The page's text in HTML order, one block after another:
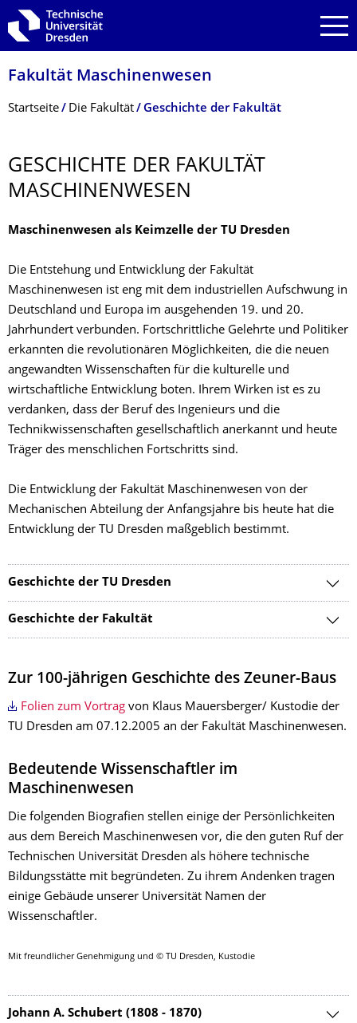
Zur Hauptnavigation springen
Zur Suche springen
Zum Inhalt springen
Fakultät Maschinenwesen
Breadcrumb-Menü
Startseite Die Fakultät Geschichte der Fakultät
GESCHICHTE DER FAKULTÄT
MASCHINENWESEN
Maschinenwesen als Keimzelle der TU Dresden
Die Entstehung und Entwicklung der Fakultät
Maschinenwesen ist eng mit dem industriellen Aufschwung in
Deutschland und Europa im ausgehenden 19. und 20.
Jahrhundert verbunden. Fortschrittliche Gelehrte und Politiker
erkannten die revolutionären Möglichkeiten, die die neuen
angewandten Wissenschaften für die kulturelle und
wirtschaftliche Entwicklung boten. Ihrem Wirken ist es zu
verdanken, dass der Beruf des Ingenieurs und die
Technikwissenschaften gesellschaftlich anerkannt und heute
Träger des menschlichen Fortschritts sind.
Die Entwicklung der Fakultät Maschinenwesen von der
Mechanischen Abteilung der Anfangsjahre bis heute hat die
Entwicklung der TU Dresden maßgeblich bestimmt.
Geschichte der TU Dresden
Geschichte der Fakultät
Zur 100-jährigen Geschichte des Zeuner-Baus
Folien zum Vortragvon Klaus Mauersberger/ Kustodie der
TU Dresden am 07.12.2005 an der Fakultät Maschinenwesen.
Bedeutende Wissenschaftler im
Maschinenwesen
Die folgenden Biografien stellen einige der Persönlichkeiten
aus dem Bereich Maschinenwesen vor, die den guten Ruf der
Technischen Universität Dresden als höhere technische
Bildungsstätte mit begründeten. Zu ihrem Andenken tragen
einige Gebäude unserer Universität Namen der
Wissenschaftler.
Mit freundlicher Genehmigung und © TU Dresden, Kustodie
Johann A. Schubert (1808 - 1870)